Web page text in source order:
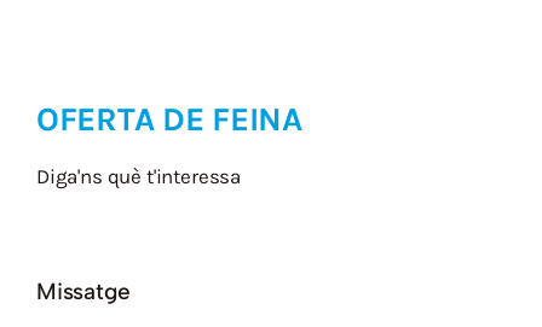
OFERTA DE FEINA
Diga'ns què t'interessa
Missatge